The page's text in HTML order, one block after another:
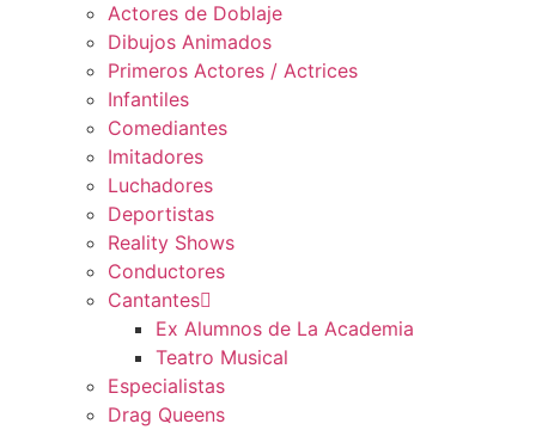
Actores de Doblaje
Dibujos Animados
Primeros Actores / Actrices
Infantiles
Comediantes
Imitadores
Luchadores
Deportistas
Reality Shows
Conductores
Cantantes
Ex Alumnos de La Academia
Teatro Musical
Especialistas
Drag Queens